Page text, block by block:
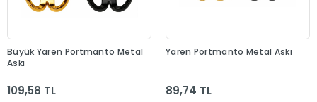
Büyük Yaren Portmanto Metal
Askı
109,58 TL
Yaren Portmanto Metal Askı
89,74 TL